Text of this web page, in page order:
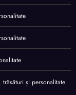
trăsături și personalitate